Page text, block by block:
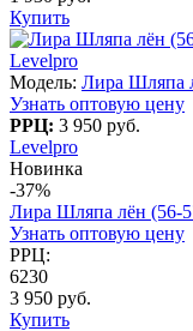
Купить
Levelpro
Модель: Лира Шляпа
Узнать оптовую цену
РРЦ: 3 950 руб.
Levelpro
Новинка
-37%
Лира Шляпа лён (56-
Узнать оптовую цену
РРЦ:
6230
3 950 руб.
Купить